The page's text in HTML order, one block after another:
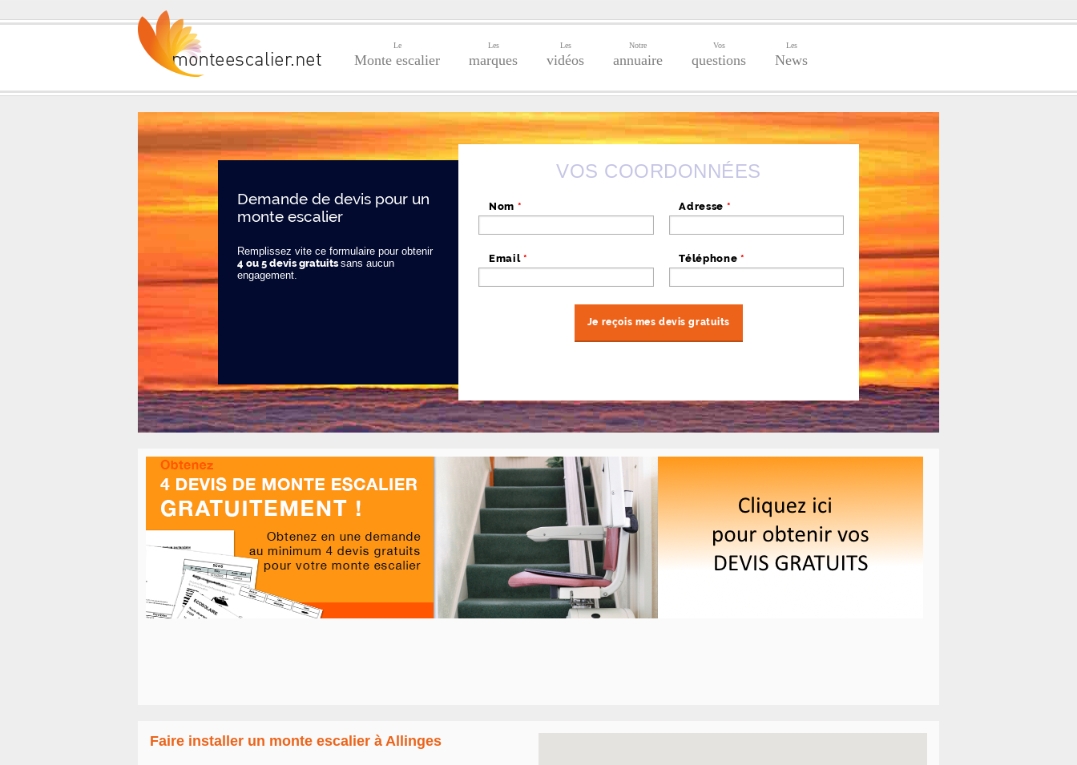
Le
Monte escalier
Les
marques
Les
vidéos
Notre
annuaire
Vos
questions
Les
News
Demande de devis pour un
monte escalier
Remplissez vite ce formulaire pour obtenir
4 ou 5 devis gratuitssans aucun
engagement.
VOS COORDONNÉES
Nom *
Email *
Adresse *
Téléphone *
Faire installer un monte escalier à Allinges